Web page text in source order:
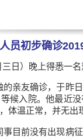
员初步确诊
日）晚上得悉一名
亲友确诊，于昨
候入院。他最近
体温正常，并无出
目前没有出现病征